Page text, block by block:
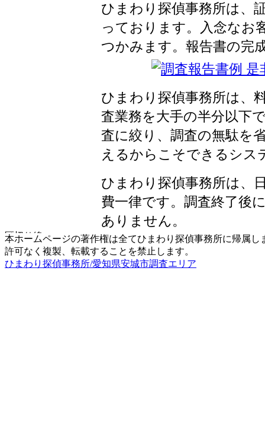
ひまわり探偵事務所は、
っております。入念なお
つかみます。報告書の完
ひまわり探偵事務所は、
査業務を大手の半分以下
査に絞り、調査の無駄を
えるからこそできるシス
ひまわり探偵事務所は、
費一律です。調査終了後
ありません。
本ホームページの著作権は全てひまわり探偵事務所に帰属し
許可なく複製、転載することを禁止します。
ひまわり探偵事務所/愛知県安城市調査エリア